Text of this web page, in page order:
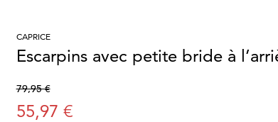
CAPRICE
Escarpins avec petite bride à
79,95 €
55,97 €